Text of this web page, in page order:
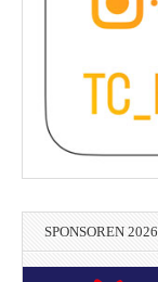
SPONSOREN 2026